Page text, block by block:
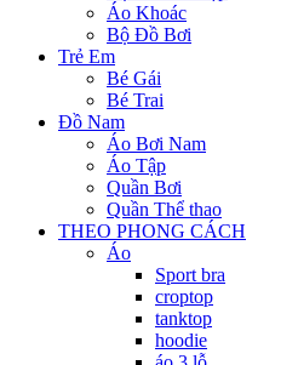
Áo Khoác
Bộ Đồ Bơi
Trẻ Em
Bé Gái
Bé Trai
Đồ Nam
Áo Bơi Nam
Áo Tập
Quần Bơi
Quần Thể thao
THEO PHONG CÁCH
Áo
Sport bra
croptop
tanktop
hoodie